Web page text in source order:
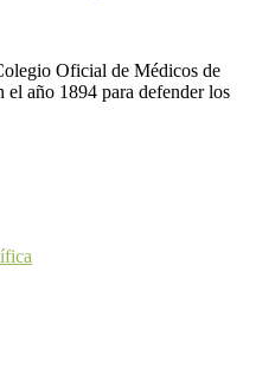
Oficial de Médicos de
año 1894 para defender los